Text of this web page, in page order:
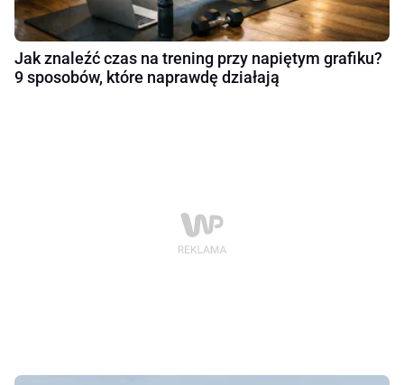
Jak znaleźć czas na trening przy napiętym grafiku?
9 sposobów, które naprawdę działają